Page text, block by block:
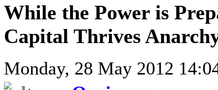
While the Power is
Capital Thrives
Monday, 28 May 2012